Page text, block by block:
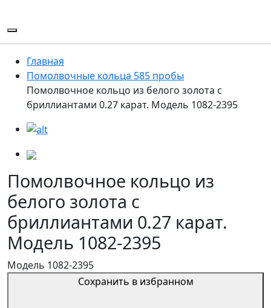
Главная
Помолвочные кольца 585 пробы
Помолвочное кольцо из белого золота с
бриллиантами 0.27 карат. Модель 1082-2395
Помолвочное кольцо из
белого золота с
бриллиантами 0.27 карат.
Модель 1082-2395
Модель 1082-2395
Сохранить в избранном